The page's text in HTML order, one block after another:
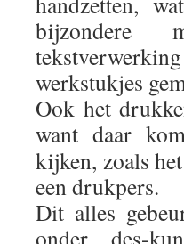
bijzondere
werkstukjes
Ook het
want daar
kijken, zoals
een drukpers.
Dit alles
onder des-